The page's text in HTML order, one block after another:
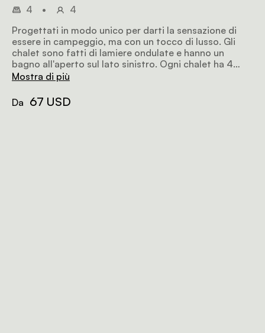
4 •
4
Progettati in modo unico per darti la sensazione di
essere in campeggio, ma con un tocco di lusso. Gli
chalet sono fatti di lamiere ondulate e hanno un
bagno all'aperto sul lato sinistro. Ogni chalet ha 4
letti a una piazza e mezza divisi in due stanze
Mostra di più
Da 67 USD